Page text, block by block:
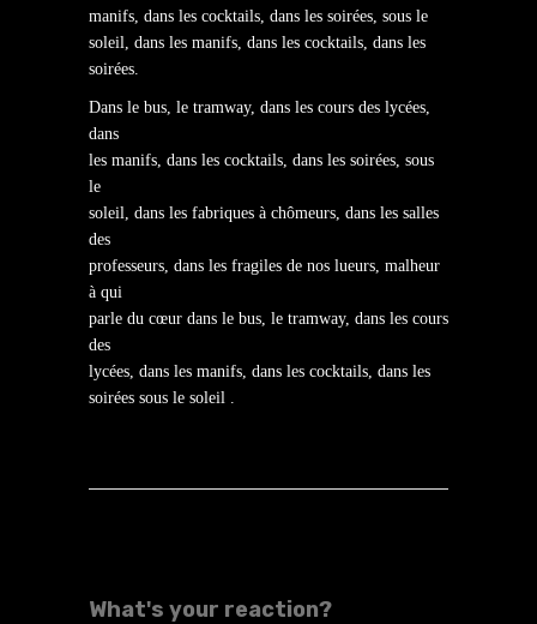
manifs, dans les cocktails, dans les soirées, sous le
soleil, dans les manifs, dans les cocktails, dans les
soirées.
Dans le bus, le tramway, dans les cours des lycées,
dans
les manifs, dans les cocktails, dans les soirées, sous
le
soleil, dans les fabriques à chômeurs, dans les salles
des
professeurs, dans les fragiles de nos lueurs, malheur
à qui
parle du cœur dans le bus, le tramway, dans les cours
des
lycées, dans les manifs, dans les cocktails, dans les
soirées sous le soleil .
What's your reaction?